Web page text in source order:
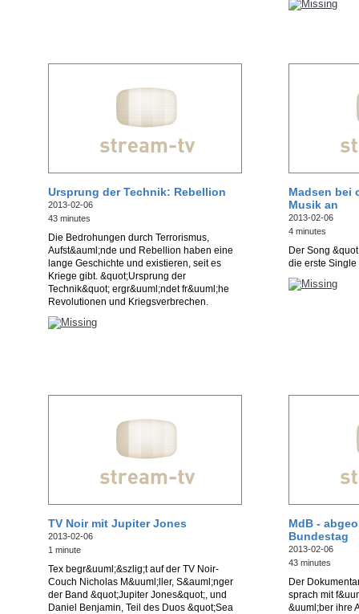
Ursprung der Technik: Rebellion
2013-02-06
43 minutes
Die Bedrohungen durch Terrorismus,
Aufst&auml;nde und Rebellion haben eine
lange Geschichte und existieren, seit es
Kriege gibt. &quot;Ursprung der
Technik&quot; ergr&uuml;ndet fr&uuml;he
Revolutionen und Kriegsverbrechen.
Madsen bei
Musik an
2013-02-06
4 minutes
Der Song
die erste
TV Noir mit Jupiter Jones
2013-02-06
1 minute
Tex begr&uuml;&szlig;t auf der TV Noir-
Couch Nicholas M&uuml;ller, S&auml;nger
der Band &quot;Jupiter Jones&quot;, und
Daniel Benjamin, Teil des Duos &quot;Sea
MdB -
Bundestag
2013-02-06
43 minutes
Der
sprach mit
&uuml;ber ihre